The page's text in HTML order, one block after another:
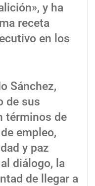
y ha
receta
en los
Sánchez,
de sus
términos de
empleo,
y paz
diálogo, la
de llegar a